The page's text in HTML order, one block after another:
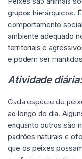
grupos hierárquicos.
comportamento
ambiente adequado
territoriais e
e podem ser
Atividade diária:
Cada espécie de
ao longo do dia.
enquanto outros são
padrões naturais e
que os peixes